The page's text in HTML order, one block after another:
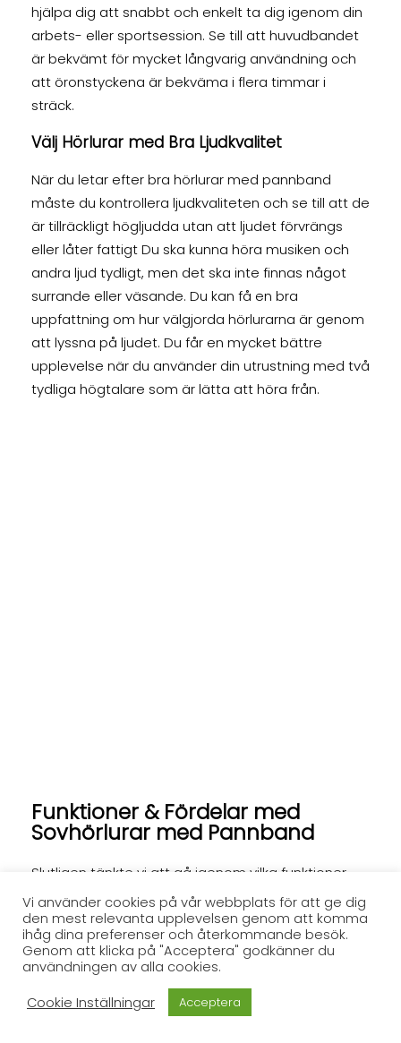
hjälpa dig att snabbt och enkelt ta dig igenom din
arbets- eller sportsession. Se till att huvudbandet
är bekvämt för mycket långvarig användning och
att öronstyckena är bekväma i flera timmar i
sträck.
Välj Hörlurar med Bra Ljudkvalitet
När du letar efter bra hörlurar med pannband
måste du kontrollera ljudkvaliteten och se till att de
är tillräckligt högljudda utan att ljudet förvrängs
eller låter fattigt Du ska kunna höra musiken och
andra ljud tydligt, men det ska inte finnas något
surrande eller väsande. Du kan få en bra
uppfattning om hur välgjorda hörlurarna är genom
att lyssna på ljudet. Du får en mycket bättre
upplevelse när du använder din utrustning med två
tydliga högtalare som är lätta att höra från.
Funktioner & Fördelar med
Sovhörlurar med Pannband
Slutligen tänkte vi att gå igenom vilka funktioner
som oftast finns hos hörlurar med pannband, och
också dess funktioner.
Funktioner som finns i Sovhörlurar med
Pannband
Ljudreducering
: Pannband är ett bra sätt att
Vi använder cookies på vår webbplats för att ge dig
den mest relevanta upplevelsen genom att komma
ihåg dina preferenser och återkommande besök.
Genom att klicka på "Acceptera" godkänner du
användningen av alla cookies.
Cookie Inställningar
Acceptera